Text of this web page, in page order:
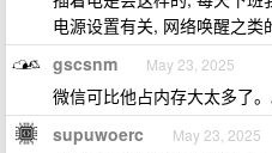
电源设置有关, 网络唤醒之类
gscsnm May 23, 2025
微信可比他占内存大太多了。
supuwoerc May 23, 2025